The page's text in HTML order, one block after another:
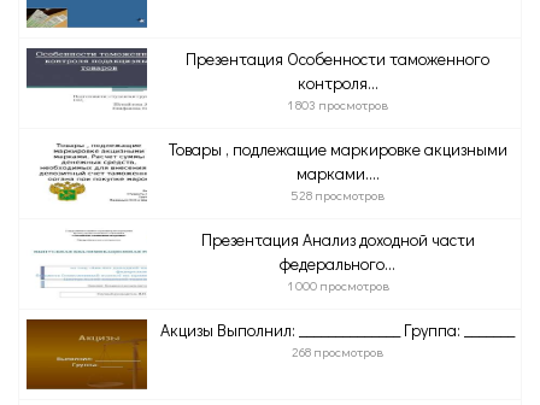
Презентация Особенности таможенного
контроля...
1 803 просмотров
Товары , подлежащие маркировке акцизными
марками....
528 просмотров
Презентация Анализ доходной части
федерального...
1 000 просмотров
Акцизы Выполнил: ______________ Группа: _______
268 просмотров